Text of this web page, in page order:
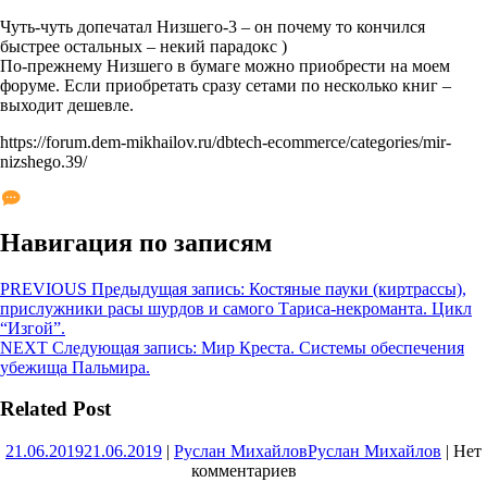
Чуть-чуть допечатал Низшего-3 – он почему то кончился
быстрее остальных – некий парадокс )
По-прежнему Низшего в бумаге можно приобрести на моем
форуме. Если приобретать сразу сетами по несколько книг –
выходит дешевле.
https://forum.dem-mikhailov.ru/dbtech-ecommerce/categories/mir-
nizshego.39/
Навигация по записям
PREVIOUS Предыдущая запись: Костяные пауки (киртрассы),
прислужники расы шурдов и самого Тариса-некроманта. Цикл
“Изгой”.
NEXT Следующая запись: Мир Креста. Системы обеспечения
убежища Пальмира.
Related Post
21.06.201921.06.2019 | Руслан МихайловРуслан Михайлов | Нет
комментариев